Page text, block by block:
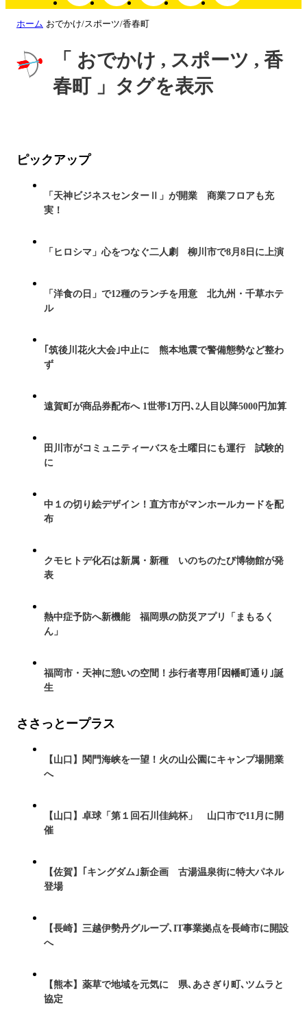
ホーム おでかけ/スポーツ/香春町
「 おでかけ , スポーツ , 香
春町 」タグを表示
ピックアップ
「天神ビジネスセンターⅡ」が開業 商業フロアも充
実！
「ヒロシマ」心をつなぐ二人劇 柳川市で8月8日に上演
「洋食の日」で12種のランチを用意 北九州・千草ホテ
ル
｢筑後川花火大会｣中止に 熊本地震で警備態勢など整わ
ず
遠賀町が商品券配布へ 1世帯1万円､2人目以降5000円加算
田川市がコミュニティーバスを土曜日にも運行 試験的
に
中１の切り絵デザイン！直方市がマンホールカードを配
布
クモヒトデ化石は新属・新種 いのちのたび博物館が発
表
熱中症予防へ新機能 福岡県の防災アプリ「まもるく
ん」
福岡市・天神に憩いの空間！歩行者専用｢因幡町通り｣誕
生
ささっとープラス
【山口】関門海峡を一望！火の山公園にキャンプ場開業
へ
【山口】卓球「第１回石川佳純杯」 山口市で11月に開
催
【佐賀】｢キングダム｣新企画 古湯温泉街に特大パネル
登場
【長崎】三越伊勢丹グループ､IT事業拠点を長崎市に開設
へ
【熊本】薬草で地域を元気に 県､あさぎり町､ツムラと
協定